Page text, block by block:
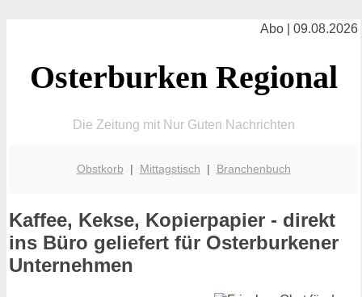
Abo | 09.08.2026
Osterburken Regional
Die Zeitung mit Nur Guten Nachrichten
Obstkorb | Mittagstisch | Branchenbuch
Kaffee, Kekse, Kopierpapier - direkt
ins Büro geliefert für Osterburkener
Unternehmen